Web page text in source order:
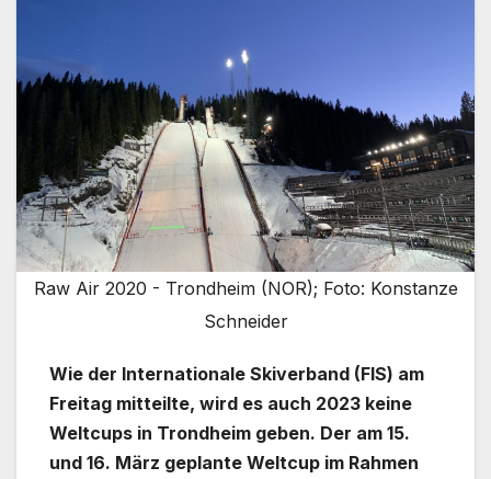
Raw Air 2020 - Trondheim (NOR); Foto: Konstanze
Schneider
Wie der Internationale Skiverband (FIS) am
Freitag mitteilte, wird es auch 2023 keine
Weltcups in Trondheim geben. Der am 15.
und 16. März geplante Weltcup im Rahmen